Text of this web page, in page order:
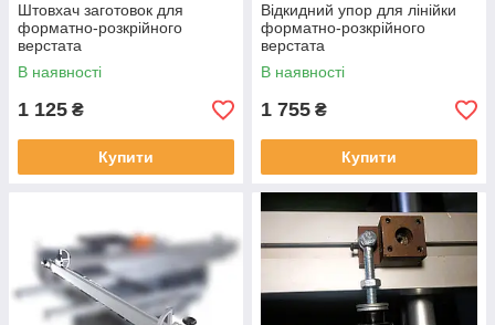
Штовхач заготовок для
форматно-розкрійного
верстата
В наявності
1 125 ₴
Купити
Відкидний упор для лінійки
форматно-розкрійного
верстата
В наявності
1 755 ₴
Купити